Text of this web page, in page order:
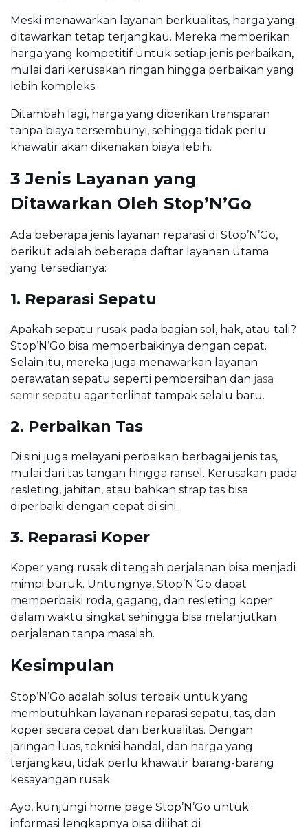
Meski menawarkan layanan berkualitas, harga yang
ditawarkan tetap terjangkau. Mereka memberikan
harga yang kompetitif untuk setiap jenis perbaikan,
mulai dari kerusakan ringan hingga perbaikan yang
lebih kompleks.
Ditambah lagi, harga yang diberikan transparan
tanpa biaya tersembunyi, sehingga tidak perlu
khawatir akan dikenakan biaya lebih.
3 Jenis Layanan yang
Ditawarkan Oleh Stop’N’Go
Ada beberapa jenis layanan reparasi di Stop’N’Go,
berikut adalah beberapa daftar layanan utama
yang tersedianya:
1. Reparasi Sepatu
Apakah sepatu rusak pada bagian sol, hak, atau tali?
Stop’N’Go bisa memperbaikinya dengan cepat.
Selain itu, mereka juga menawarkan layanan
perawatan sepatu seperti pembersihan dan jasa
semir sepatu agar terlihat tampak selalu baru.
2. Perbaikan Tas
Di sini juga melayani perbaikan berbagai jenis tas,
mulai dari tas tangan hingga ransel. Kerusakan pada
resleting, jahitan, atau bahkan strap tas bisa
diperbaiki dengan cepat di sini.
3. Reparasi Koper
Koper yang rusak di tengah perjalanan bisa menjadi
mimpi buruk. Untungnya, Stop’N’Go dapat
memperbaiki roda, gagang, dan resleting koper
dalam waktu singkat sehingga bisa melanjutkan
perjalanan tanpa masalah.
Kesimpulan
Stop’N’Go adalah solusi terbaik untuk yang
membutuhkan layanan reparasi sepatu, tas, dan
koper secara cepat dan berkualitas. Dengan
jaringan luas, teknisi handal, dan harga yang
terjangkau, tidak perlu khawatir barang-barang
kesayangan rusak.
Ayo, kunjungi home page Stop’N’Go untuk
informasi lengkapnya bisa dilihat di